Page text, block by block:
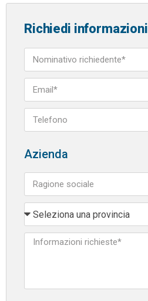
Richiedi informazioni
Azienda